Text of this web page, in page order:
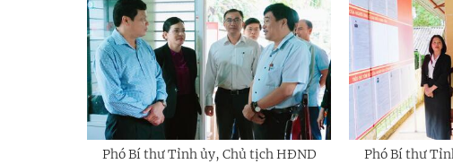
Phó Bí thư Tỉnh ủy, Chủ tịch HĐND
Phó Bí thư